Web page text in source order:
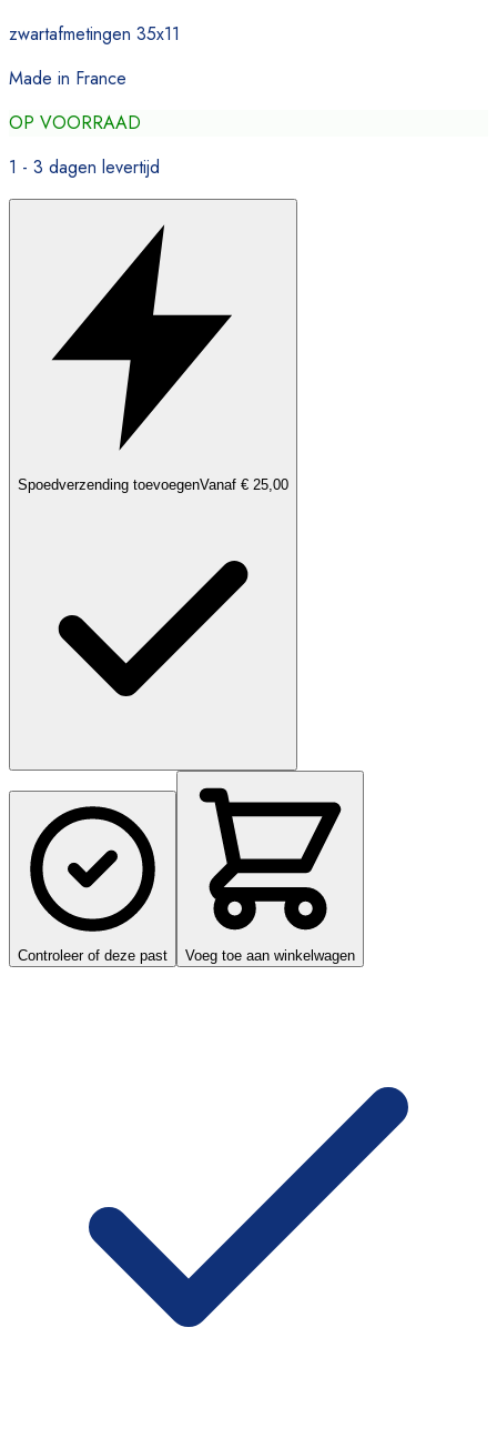
zwartafmetingen 35x11
Made in France
OP VOORRAAD
1 - 3 dagen levertijd
Spoedverzending toevoegenVanaf € 25,00
Controleer of deze past Voeg toe aan winkelwagen